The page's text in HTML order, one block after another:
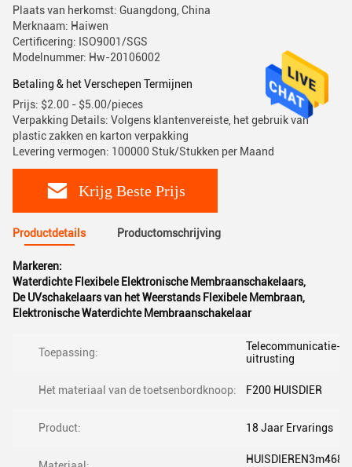
Plaats van herkomst: Guangdong, China
Merknaam: Haiwen
Certificering: ISO9001/SGS
Modelnummer: Hw-20106002
Betaling & het Verschepen Termijnen
Prijs: $2.00 - $5.00/pieces
Verpakking Details: Volgens klantenvereiste, het gebruik van
plastic zakken en karton verpakking
Levering vermogen: 100000 Stuk/Stukken per Maand
Krijg Beste Prijs
Productdetails Productomschrijving
Markeren:
Waterdichte Flexibele Elektronische Membraanschakelaars,
De UVschakelaars van het Weerstands Flexibele Membraan,
Elektronische Waterdichte Membraanschakelaar
Toepassing:
Telecommunicatie-
uitrusting
Het materiaal van de toetsenbordknoop: F200 HUISDIER
Product: 18 Jaar Ervarings
HUISDIEREN3m468/